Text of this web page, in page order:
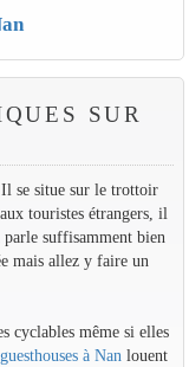
SUR
se situe sur le trottoir
touristes étrangers, il
suffisamment bien
mais allez y faire un
cyclables même si elles
guesthouses à Nan louent